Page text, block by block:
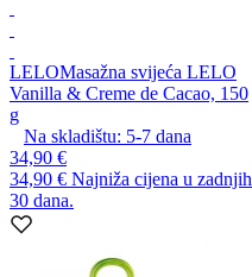
LELOMasažna svijeća LELO
Vanilla & Creme de Cacao, 150
g
Na skladištu: 5-7 dana
34,90 €
34,90 € Najniža cijena u zadnjih
30 dana.